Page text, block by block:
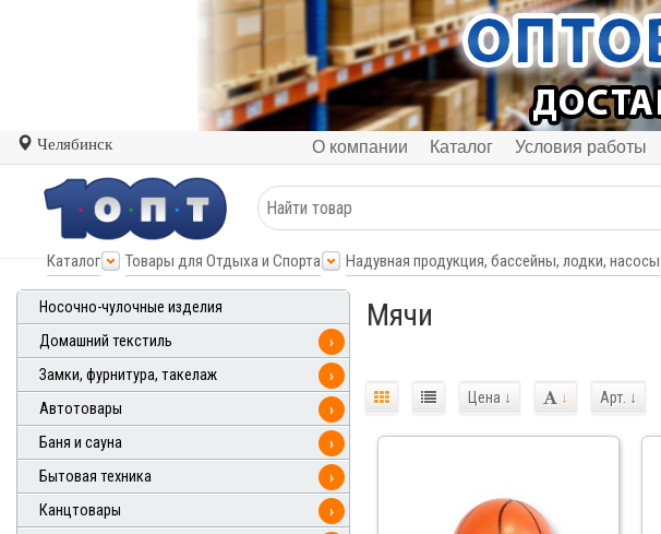
Челябинск О компании Каталог Условия работы
Каталог Товары для Отдыха и Спорта Надувная продукция, бассейны, лодки, насосы
Носочно-чулочные изделия
Домашний текстиль
›
Замки, фурнитура, такелаж
›
Автотовары
›
Баня и сауна
›
Бытовая техника
›
Канцтовары
›
Мячи
Цена ↓ ↓ Арт. ↓